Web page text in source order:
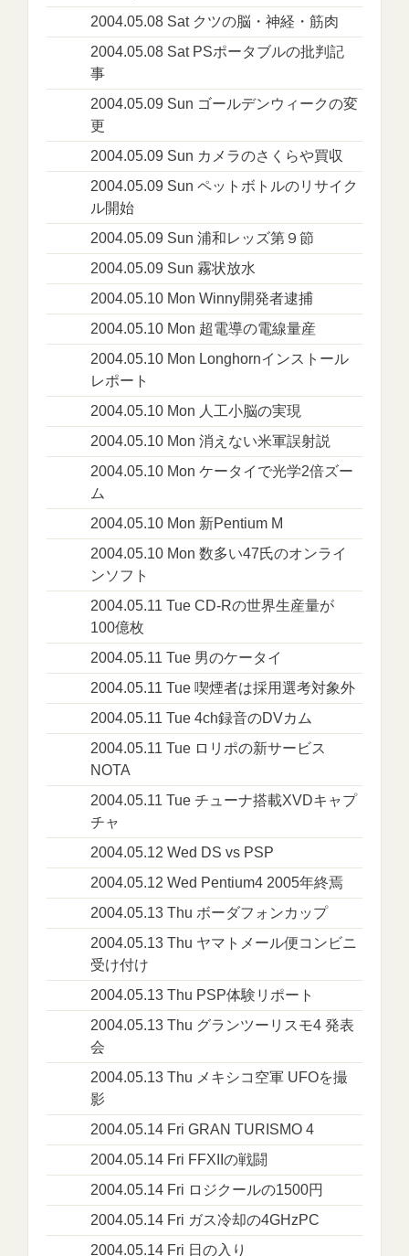
2004.05.08 Sat クツの脳・神経・筋肉
2004.05.08 Sat PSポータブルの批判記
事
2004.05.09 Sun ゴールデンウィークの変
更
2004.05.09 Sun カメラのさくらや買収
2004.05.09 Sun ペットボトルのリサイク
ル開始
2004.05.09 Sun 浦和レッズ第９節
2004.05.09 Sun 霧状放水
2004.05.10 Mon Winny開発者逮捕
2004.05.10 Mon 超電導の電線量産
2004.05.10 Mon Longhornインストール
レポート
2004.05.10 Mon 人工小脳の実現
2004.05.10 Mon 消えない米軍誤射説
2004.05.10 Mon ケータイで光学2倍ズー
ム
2004.05.10 Mon 新Pentium M
2004.05.10 Mon 数多い47氏のオンライ
ンソフト
2004.05.11 Tue CD-Rの世界生産量が
100億枚
2004.05.11 Tue 男のケータイ
2004.05.11 Tue 喫煙者は採用選考対象外
2004.05.11 Tue 4ch録音のDVカム
2004.05.11 Tue ロリポの新サービス
NOTA
2004.05.11 Tue チューナ搭載XVDキャプ
チャ
2004.05.12 Wed DS vs PSP
2004.05.12 Wed Pentium4 2005年終焉
2004.05.13 Thu ボーダフォンカップ
2004.05.13 Thu ヤマトメール便コンビニ
受け付け
2004.05.13 Thu PSP体験リポート
2004.05.13 Thu グランツーリスモ4 発表
会
2004.05.13 Thu メキシコ空軍 UFOを撮
影
2004.05.14 Fri GRAN TURISMO 4
2004.05.14 Fri FFXIIの戦闘
2004.05.14 Fri ロジクールの1500円
2004.05.14 Fri ガス冷却の4GHzPC
2004.05.14 Fri 日の入り